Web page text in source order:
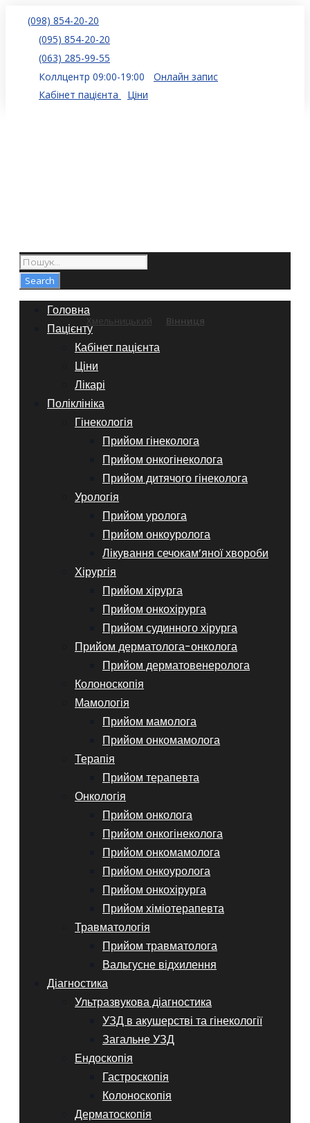
(098) 854-20-20
(095) 854-20-20
(063) 285-99-55
Коллцентр 09:00-19:00
Онлайн запис
Кабінет пацієнта
Ціни
Хмельницький Вінниця
Головна
Пацієнту
Кабінет пацієнта
Ціни
Лікарі
Поліклініка
Гінекологія
Прийом гінеколога
Прийом онкогінеколога
Прийом дитячого гінеколога
Урологія
Прийом уролога
Прийом онкоуролога
Лікування сечокам’яної хвороби
Хірургія
Прийом хірурга
Прийом онкохірурга
Прийом судинного хірурга
Прийом дерматолога-онколога
Прийом дерматовенеролога
Колоноскопія
Мамологія
Прийом мамолога
Прийом онкомамолога
Терапія
Прийом терапевта
Онкологія
Прийом онколога
Прийом онкогінеколога
Прийом онкомамолога
Прийом онкоуролога
Прийом онкохірурга
Прийом хіміотерапевта
Травматологія
Прийом травматолога
Вальгусне відхилення
Діагностика
Ультразвукова діагностика
УЗД в акушерстві та гінекології
Загальне УЗД
Ендоскопія
Гастроскопія
Колоноскопія
Дерматоскопія